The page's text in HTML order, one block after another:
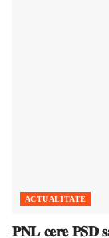
ACTUALITATE
𝐏𝐍𝐋 𝐜𝐞𝐫𝐞 𝐏𝐒𝐃 𝐬𝐚̆